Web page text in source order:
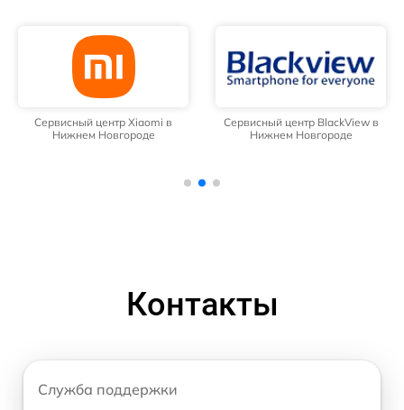
Сервисный центр Xiaomi в
Нижнем Новгороде
Сервисный центр BlackView в
Нижнем Новгороде
Контакты
Служба поддержки